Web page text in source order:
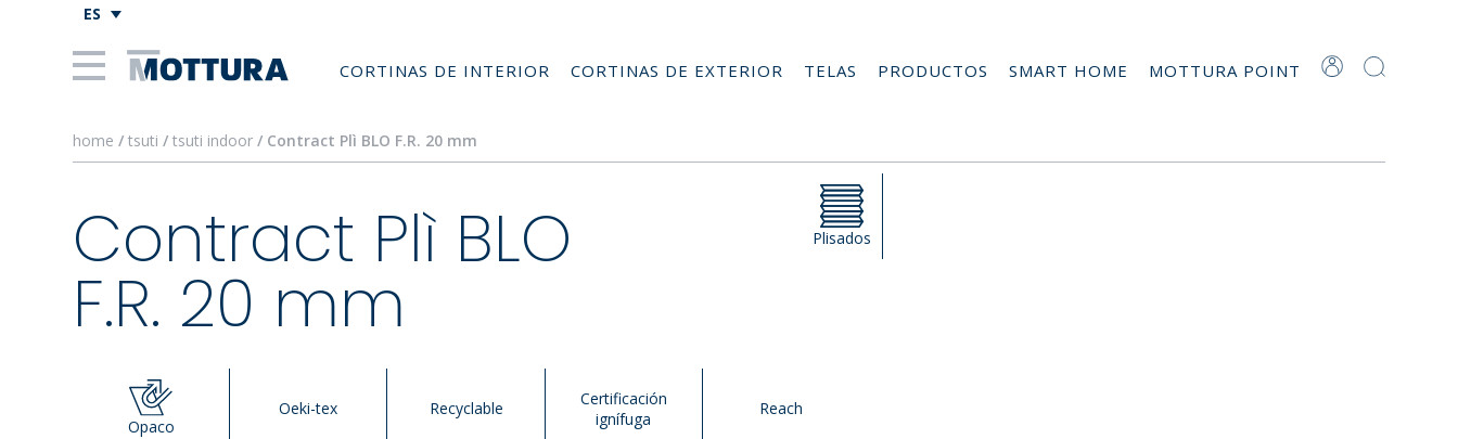
ES
CORTINAS DE INTERIOR CORTINAS DE EXTERIOR TELAS PRODUCTOS SMART HOME MOTTURA POINT
home /tsuti/tsuti indoor/ Contract Plì BLO F.R. 20 mm
Contract Plì BLO
F.R. 20 mm
Plisados
Opaco
Oeki-tex Recyclable
Certificación
ignífuga
Reach